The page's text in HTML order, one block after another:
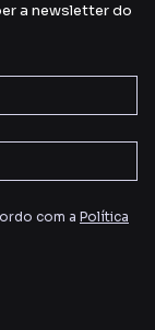
a newsletter do
com a Política